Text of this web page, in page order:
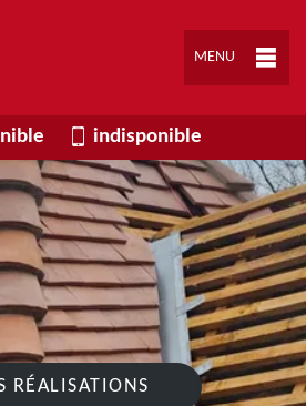
MENU
indisponible
RÉALISATIONS